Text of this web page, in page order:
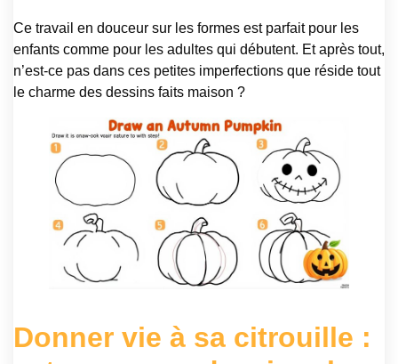
Ce travail en douceur sur les formes est parfait pour les
enfants comme pour les adultes qui débutent. Et après tout,
n’est-ce pas dans ces petites imperfections que réside tout
le charme des dessins faits maison ?
Donner vie à sa citrouille :